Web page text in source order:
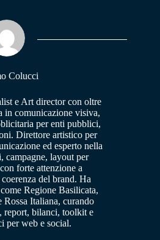
Colucci
e Art director con oltre
in comunicazione visiva,
per enti pubblici,
Direttore artistico per
ed esperto nella
campagne, layout per
forte attenzione a
del brand. Ha
Regione Basilicata,
Italiana, curando
report, bilanci, toolkit e
per web e social.